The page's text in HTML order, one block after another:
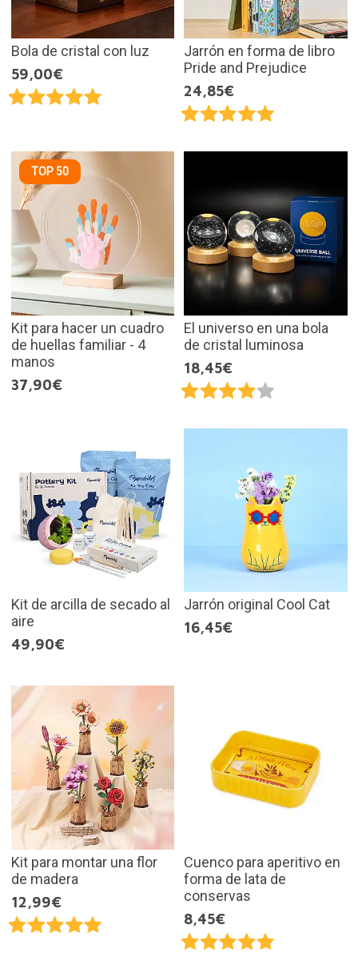
Bola de cristal con luz
59,00€
Jarrón en forma de libro
Pride and Prejudice
24,85€
TOP 50
Kit para hacer un cuadro
de huellas familiar - 4
manos
37,90€
El universo en una bola
de cristal luminosa
18,45€
Kit de arcilla de secado al
aire
49,90€
Jarrón original Cool Cat
16,45€
Kit para montar una flor
de madera
12,99€
Cuenco para aperitivo en
forma de lata de
conservas
8,45€